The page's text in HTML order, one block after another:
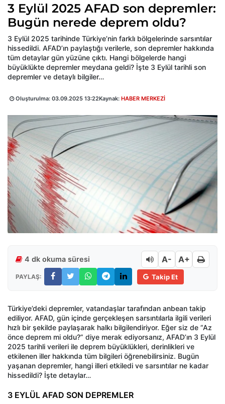
3 Eylül 2025 AFAD son depremler:
Bugün nerede deprem oldu?
3 Eylül 2025 tarihinde Türkiye’nin farklı bölgelerinde sarsıntılar
hissedildi. AFAD’ın paylaştığı verilerle, son depremler hakkında
tüm detaylar gün yüzüne çıktı. Hangi bölgelerde hangi
büyüklükte depremler meydana geldi? İşte 3 Eylül tarihli son
depremler ve detaylı bilgiler…
Oluşturulma: 03.09.2025 13:22Kaynak: HABER MERKEZİ
4 dk okuma süresi A- A+
PAYLAŞ: Takip Et
Türkiye’deki depremler, vatandaşlar tarafından anbean takip
ediliyor. AFAD, gün içinde gerçekleşen sarsıntılarla ilgili verileri
hızlı bir şekilde paylaşarak halkı bilgilendiriyor. Eğer siz de “Az
önce deprem mi oldu?” diye merak ediyorsanız, AFAD’ın 3 Eylül
2025 tarihli verileri ile deprem büyüklükleri, derinlikleri ve
etkilenen iller hakkında tüm bilgileri öğrenebilirsiniz. Bugün
yaşanan depremler, hangi illeri etkiledi ve sarsıntılar ne kadar
hissedildi? İşte detaylar…
3 EYLÜL AFAD SON DEPREMLER